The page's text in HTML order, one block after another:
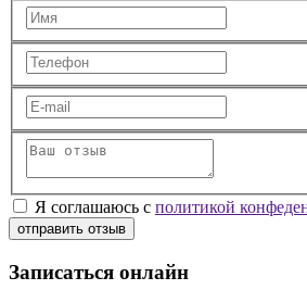
Я соглашаюсь с политикой
отправить отзыв
Записаться онлайн